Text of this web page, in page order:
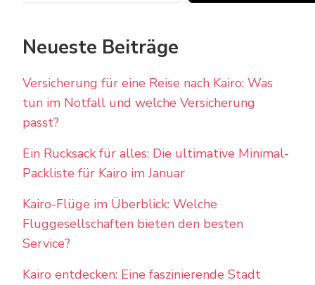
Neueste Beiträge
Versicherung für eine Reise nach Kairo: Was
tun im Notfall und welche Versicherung
passt?
Ein Rucksack für alles: Die ultimative Minimal-
Packliste für Kairo im Januar
Kairo-Flüge im Überblick: Welche
Fluggesellschaften bieten den besten
Service?
Kairo entdecken: Eine faszinierende Stadt